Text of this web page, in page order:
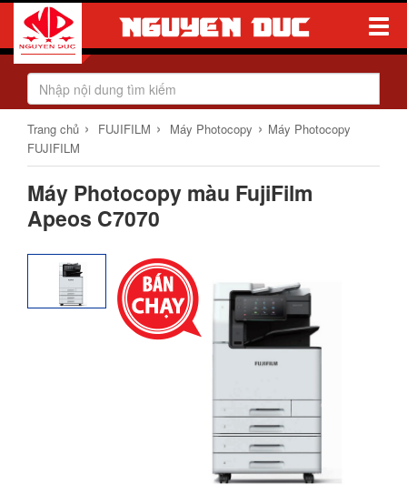
Toggle
Trang chủ › FUJIFILM › Máy Photocopy › Máy Photocopy
FUJIFILM
Máy Photocopy màu FujiFilm
Apeos C7070